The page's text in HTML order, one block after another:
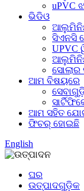
uPVC
ଭିଡିଓ
ସିଏନସି
UPVC
ସୋଲାର
ଆମ ବିଷୟରେ
ଆମ ସହିତ
ଫିଚର୍ ହୋଇଛି
English
ଘର
ଉତ୍ପାଦଗୁଡ଼ିକ